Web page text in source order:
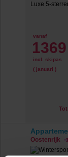
Luxe 5-
vanaf
1369
incl. skipas
( januari )
Oostenrijk